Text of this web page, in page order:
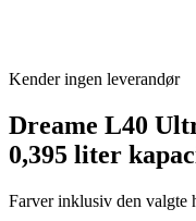
Kender ingen leverandør
Dreame L40
0,395 liter
Farver inklusiv den valgte